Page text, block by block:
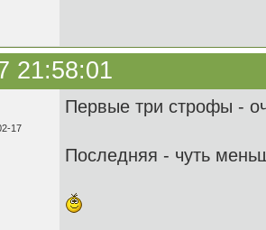
21:58:01
17
Первые три строфы -
Последняя - чуть